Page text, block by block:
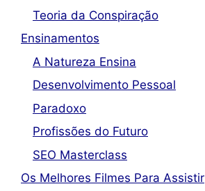
Teoria da Conspiração
Ensinamentos
A Natureza Ensina
Desenvolvimento Pessoal
Paradoxo
Profissões do Futuro
SEO Masterclass
Os Melhores Filmes Para Assistir